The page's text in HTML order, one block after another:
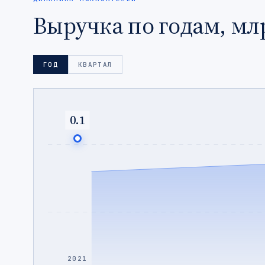
Выручка по годам,
ГОД КВАРТАЛ
0.1
2021